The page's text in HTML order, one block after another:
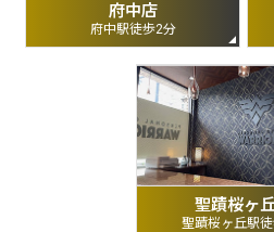
府中店
府中駅徒歩2分
聖蹟桜ヶ
聖蹟桜ヶ丘駅